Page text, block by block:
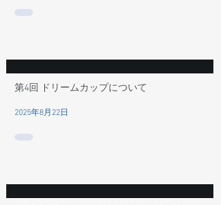
第4回 ドリームカップについて
2025年8月22日